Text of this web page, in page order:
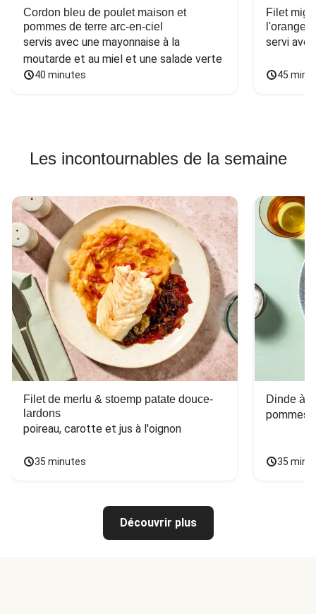
Cordon bleu de poulet maison et
pommes de terre arc-en-ciel
servis avec une mayonnaise à la
moutarde et au miel et une salade verte
40 minutes
Filet
l'orange
servi
45
Les incontournables de la semaine
Filet de merlu & stoemp patate douce-
lardons
poireau, carotte et jus à l'oignon
35 minutes
Dinde à
pommes
35
Découvrir plus